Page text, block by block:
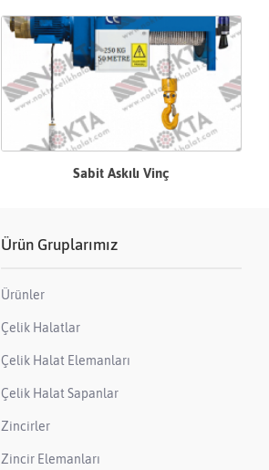
Sabit Askılı Vinç
Ürün Gruplarımız
Ürünler
Çelik Halatlar
Çelik Halat Elemanları
Çelik Halat Sapanlar
Zincirler
Zincir Elemanları